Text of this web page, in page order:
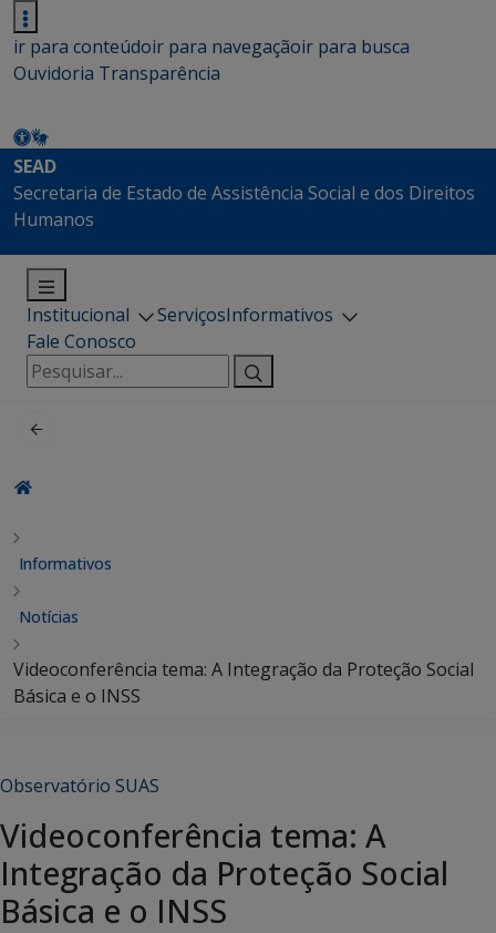
ir para conteúdoir para navegaçãoir para busca
Ouvidoria Transparência
SEAD
Secretaria de Estado de Assistência Social e dos Direitos
Humanos
Institucional ServiçosInformativos
Fale Conosco
Pesquisar
por:
Informativos
Notícias
Videoconferência tema: A Integração da Proteção Social
Básica e o INSS
Observatório SUAS
Videoconferência tema: A
Integração da Proteção Social
Básica e o INSS